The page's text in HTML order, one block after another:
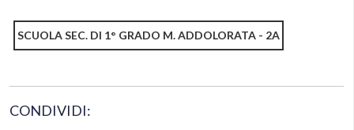
SCUOLA SEC. DI 1° GRADO M. ADDOLORATA - 2A
CONDIVIDI: